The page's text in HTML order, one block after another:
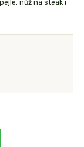
nůž na steak i